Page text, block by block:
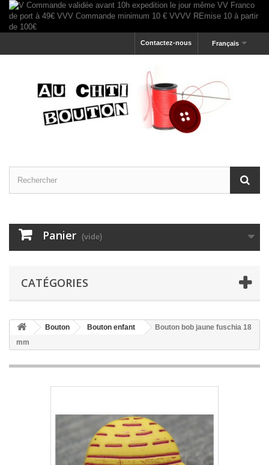
Français
Contactez-nous
Panier (vide)
CATÉGORIES
Bouton Bouton enfant
Bouton bob jaune fuschia 18
mm